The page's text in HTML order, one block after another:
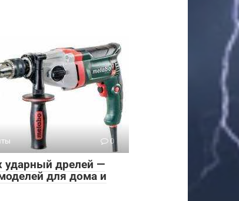
0
ударный дрелей —
для дома и